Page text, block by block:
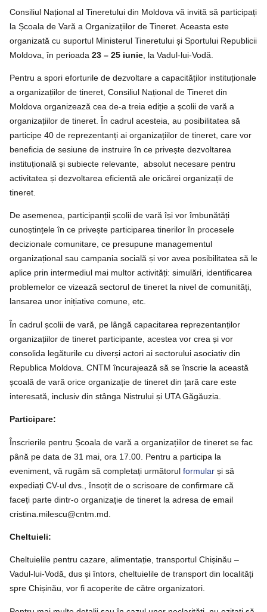
Consiliul Național al Tineretului din Moldova vă invită să participați
la Școala de Vară a Organizațiilor de Tineret. Aceasta este
organizată cu suportul Ministerul Tineretului și Sportului Republicii
Moldova, în perioada 23 – 25 iunie , la Vadul-lui-Vodă.
Pentru a spori eforturile de dezvoltare a capacităților instituționale
a organizațiilor de tineret, Consiliul Național de Tineret din
Moldova organizează cea de-a treia ediție a școlii de vară a
organizațiilor de tineret. În cadrul acesteia, au posibilitatea să
participe 40 de reprezentanți ai organizațiilor de tineret, care vor
beneficia de sesiune de instruire în ce privește dezvoltarea
instituțională și subiecte relevante, absolut necesare pentru
activitatea și dezvoltarea eficientă ale oricărei organizații de
tineret.
De asemenea, participanții școlii de vară își vor îmbunătăți
cunoștințele în ce privește participarea tinerilor în procesele
decizionale comunitare, ce presupune managementul
organizațional sau campania socială și vor avea posibilitatea să le
aplice prin intermediul mai multor activități: simulări, identificarea
problemelor ce vizează sectorul de tineret la nivel de comunități,
lansarea unor inițiative comune, etc.
În cadrul școlii de vară, pe lângă capacitarea reprezentanților
organizațiilor de tineret participante, acestea vor crea și vor
consolida legăturile cu diverși actori ai sectorului asociativ din
Republica Moldova. CNTM încurajează să se înscrie la această
școală de vară orice organizație de tineret din țară care este
interesată, inclusiv din stânga Nistrului și UTA Găgăuzia.
Participare:
Înscrierile pentru Școala de vară a organizațiilor de tineret se fac
până pe data de 31 mai, ora 17.00. Pentru a participa la
eveniment, vă rugăm să completați următorul formular și să
expediați CV-ul dvs., însoțit de o scrisoare de confirmare că
faceți parte dintr-o organizație de tineret la adresa de email
cristina.milescu@cntm.md.
Cheltuieli:
Cheltuielile pentru cazare, alimentație, transportul Chișinău –
Vadul-lui-Vodă, dus și întors, cheltuielile de transport din localități
spre Chișinău, vor fi acoperite de către organizatori.